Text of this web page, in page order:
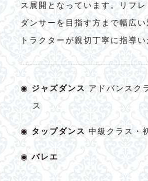
ス展開となっています。リフ
ダンサーを目指す方まで幅広
トラクターが親切丁寧に指導
◉ ジャズダンスアドバンスク
ス
◉ タップダンス 中級クラス・
◉バレエ